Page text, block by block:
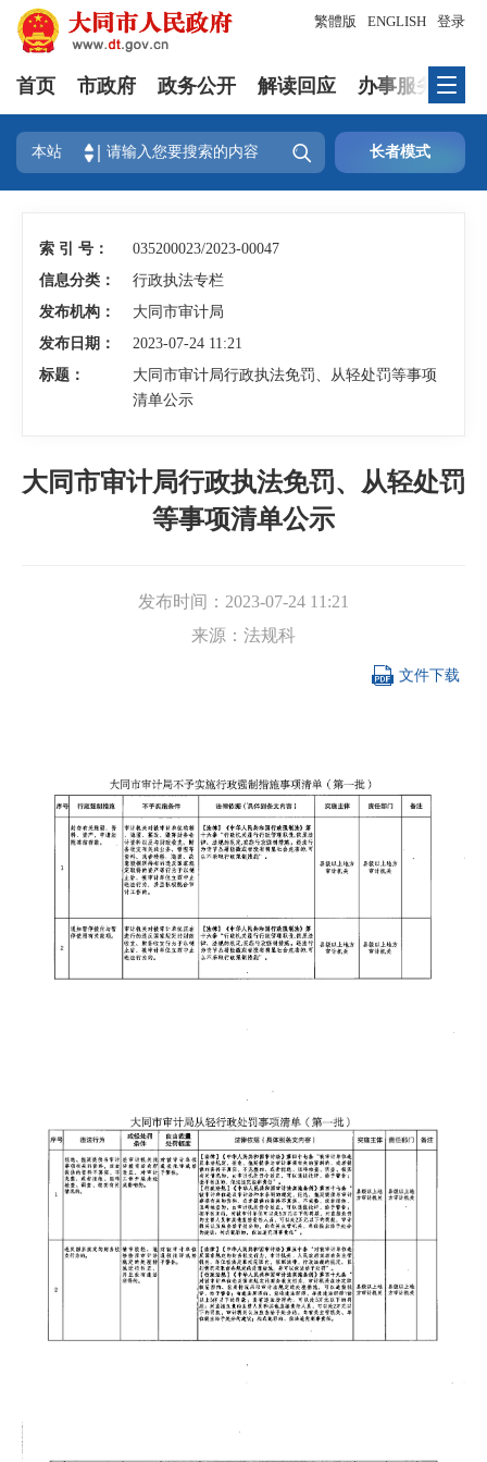
登录
繁體版 ENGLISH
首页 市政府 政务公开 解读回应 办事服务
本站  长者模式
索 引 号：
035200023/2023-00047
信息分类：
行政执法专栏
发布机构：
大同市审计局
发布日期：
2023-07-24 11:21
标题：
大同市审计局行政执法免罚、从轻处罚等事项
清单公示
大同市审计局行政执法免罚、从轻处罚
等事项清单公示
发布时间： 2023-07-24 11:21
来源： 法规科
 文件下载